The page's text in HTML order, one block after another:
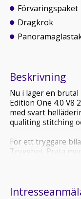
Förvaringspaket
Dragkrok
Beskrivning
Nu i lager en brutal
Edition One 4.0 V8
med svart
qualiting stitching
För ett tryggare
Trygghet. Prata
paket,